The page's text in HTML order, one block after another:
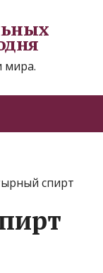
мира.
спирт